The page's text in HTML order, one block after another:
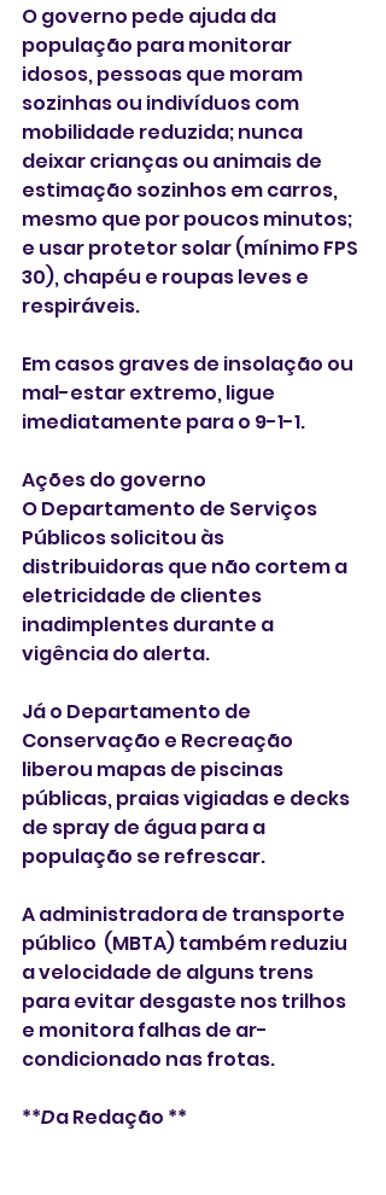
O governo pede ajuda da
população para monitorar
idosos, pessoas que moram
sozinhas ou indivíduos com
mobilidade reduzida; nunca
deixar crianças ou animais de
estimação sozinhos em carros,
mesmo que por poucos minutos;
e usar protetor solar (mínimo FPS
30), chapéu e roupas leves e
respiráveis.
Em casos graves de insolação ou
mal-estar extremo, ligue
imediatamente para o 9-1-1.
Ações do governo
O Departamento de Serviços
Públicos solicitou às
distribuidoras que não cortem a
eletricidade de clientes
inadimplentes durante a
vigência do alerta.
Já o Departamento de
Conservação e Recreação
liberou mapas de piscinas
públicas, praias vigiadas e decks
de spray de água para a
população se refrescar.
A administradora de transporte
público  (MBTA) também reduziu
a velocidade de alguns trens
para evitar desgaste nos trilhos
e monitora falhas de ar-
condicionado nas frotas.
**Da Redação **